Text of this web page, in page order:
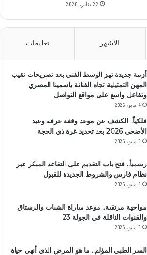
22 يناير، 2026
الأشهر تعليقات
أزمة جديدة تهز الوسط الفني بعد تصريحات نقيب
المهن التمثيلية تجاه الفنانة ياسمينا المصري
وتفاعل واسع على مواقع التواصل
4 مايو، 2026
فلكياً.. الكشف عن موعد وقفة عرفة وعيد
الأضحى 2026 بعد تحديد غرة ذي الحجة
3 مايو، 2026
رسمياً.. فتح باب التقديم على التقاعد المبكر عبر
نظام فارس والشروط الجديدة للقبول
3 مايو، 2026
مواجهة مرتقبة.. موعد مباراة الشباب والرستاق
والقنوات الناقلة في الجولة 23
3 مايو، 2026
السر الطبي المؤلم.. ما هو المرض الذي أنهى حياة